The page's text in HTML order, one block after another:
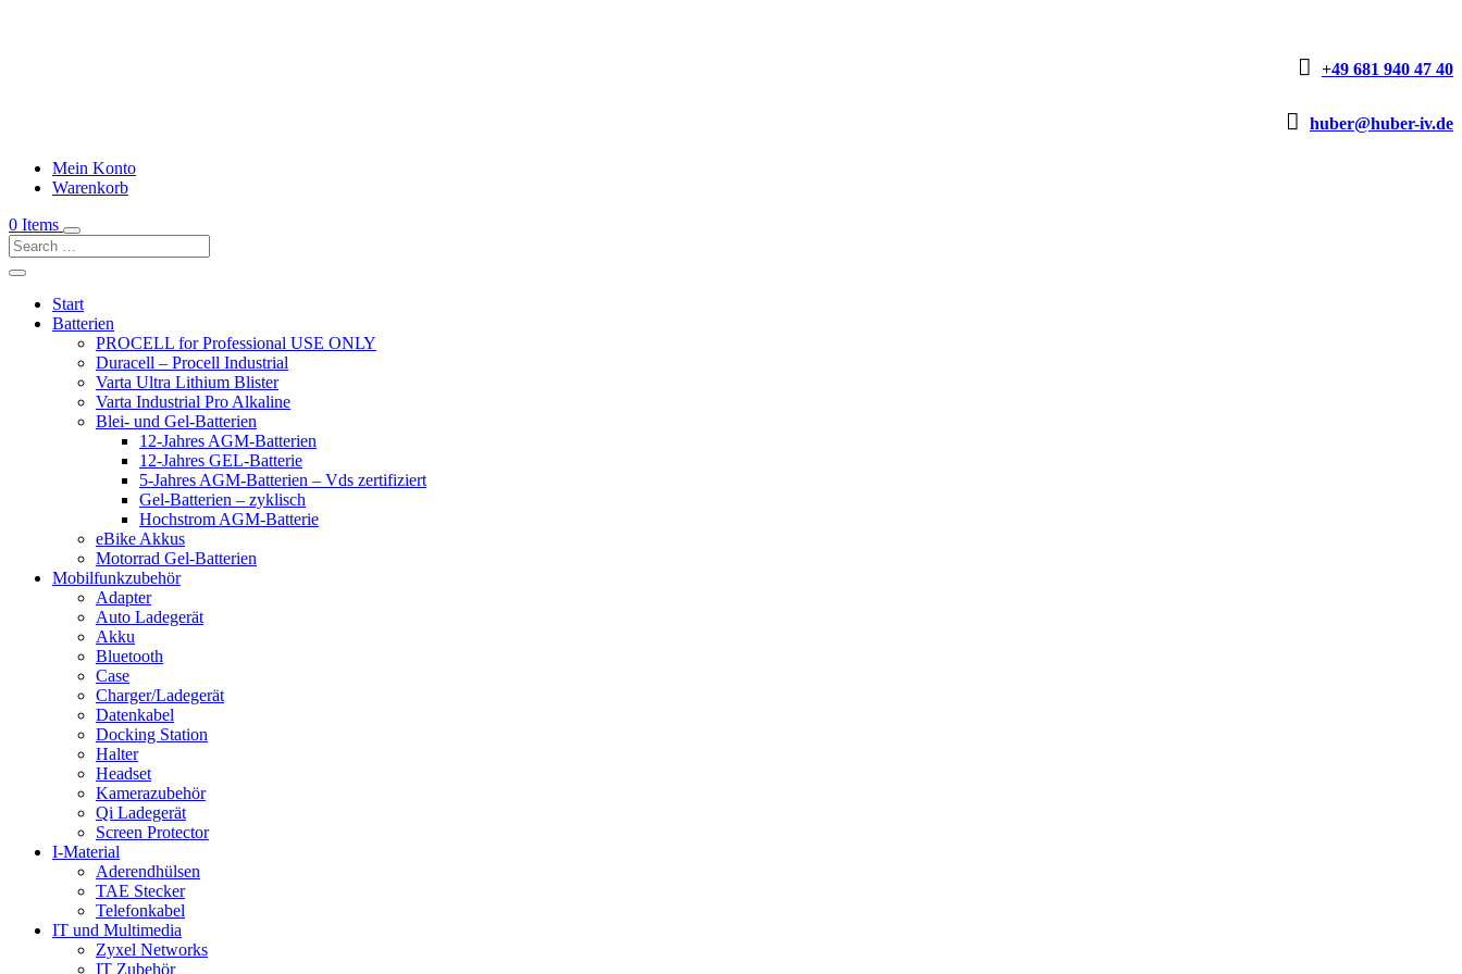
 +49 681 940 47 40
 huber@huber-iv.de
Mein Konto
Warenkorb
0 Items
Start
Batterien
PROCELL for Professional USE ONLY
Duracell – Procell Industrial
Varta Ultra Lithium Blister
Varta Industrial Pro Alkaline
Blei- und Gel-Batterien
12-Jahres AGM-Batterien
12-Jahres GEL-Batterie
5-Jahres AGM-Batterien – Vds zertifiziert
Gel-Batterien – zyklisch
Hochstrom AGM-Batterie
eBike Akkus
Motorrad Gel-Batterien
Mobilfunkzubehör
Adapter
Auto Ladegerät
Akku
Bluetooth
Case
Charger/Ladegerät
Datenkabel
Docking Station
Halter
Headset
Kamerazubehör
Qi Ladegerät
Screen Protector
I-Material
Aderendhülsen
TAE Stecker
Telefonkabel
IT und Multimedia
Zyxel Networks
IT Zubehör